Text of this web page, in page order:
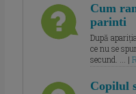
Cum
parinti
După
ce nu se
secund. ... |
Copilul